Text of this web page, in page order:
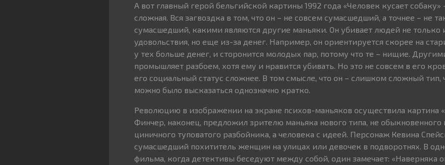
А вот главный герой бельгийской картины 1992 года «Человек кусает собаку»
сложная. Вся загвоздка в том, что он – не совсем сумасшедший, а точнее – не
сумасшедший, какими являются другие маньяки. Он убивает людей не только
удовольствия, но еще из-за денег. Например, он ориентируется скорее на
у тех больше денег, и сторонится молодых пар, потому что те – нищие.
промышляет разбоем, хотя ему и нравится убивать. Но это не совсем в его
его социальный статус сложнее. В том смысле, что он – слишком сложный тип,
можно было высказаться однозначно кратко.
Революцию в изображении на экране психов-маньяков осуществила картина
Финчер, наконец, предложил зрителю маньяка нового типа, не
циничного туповатого разбойника, а человека с идеей. Персонаж Кевина
сумасшедший похититель женщин на улицах или девочек в подворотнях. В
фильма, когда детективы беседуют между собой, один замечает: «Наверняка